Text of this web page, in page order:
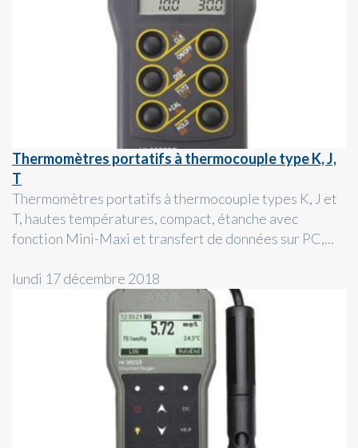
Thermomètres portatifs à thermocouple type K, J,
T
Thermomètres portatifs à thermocouple types K, J et
T, hautes températures, compact, étanche avec
fonction Mini-Maxi et transfert de données sur PC,...
lundi 17 décembre 2018